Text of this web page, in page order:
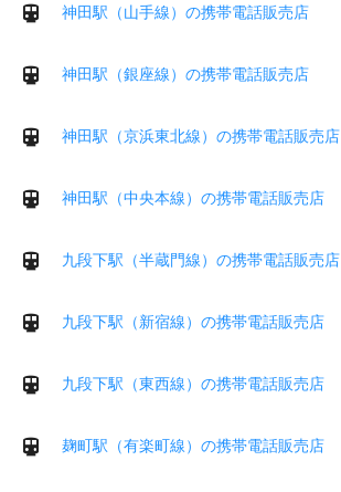
神田駅（山手線）の携帯電話販売店
神田駅（銀座線）の携帯電話販売店
神田駅（京浜東北線）の携帯電話販売店
神田駅（中央本線）の携帯電話販売店
九段下駅（半蔵門線）の携帯電話販売店
九段下駅（新宿線）の携帯電話販売店
九段下駅（東西線）の携帯電話販売店
麹町駅（有楽町線）の携帯電話販売店